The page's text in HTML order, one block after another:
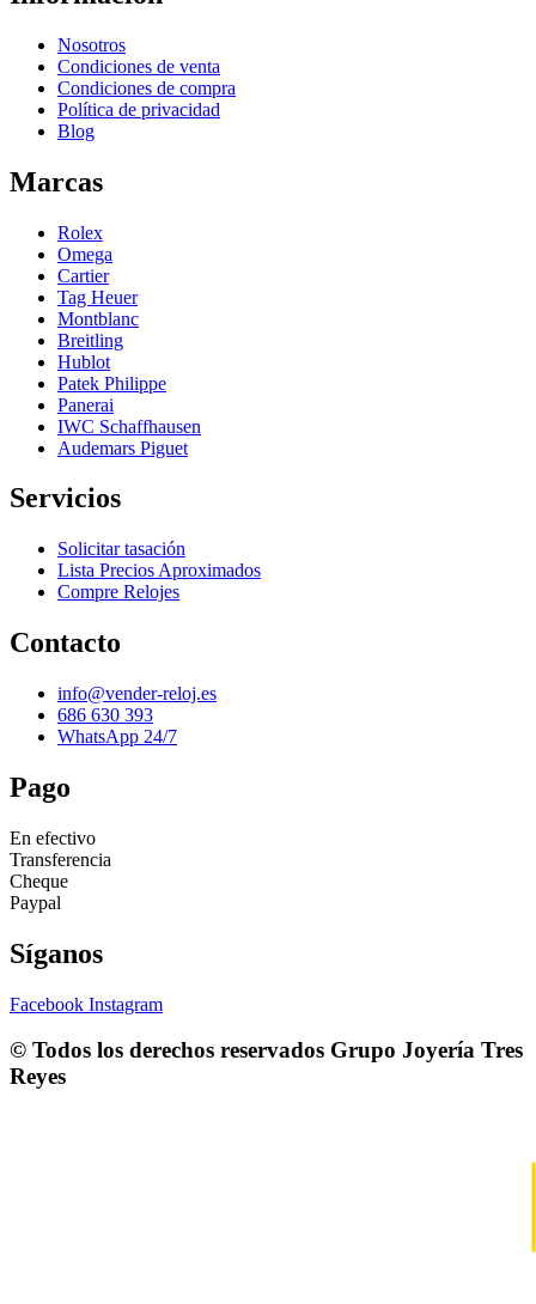
Nosotros
Condiciones de venta
Condiciones de compra
Política de privacidad
Blog
Marcas
Rolex
Omega
Cartier
Tag Heuer
Montblanc
Breitling
Hublot
Patek Philippe
Panerai
IWC Schaffhausen
Audemars Piguet
Servicios
Solicitar tasación
Lista Precios Aproximados
Compre Relojes
Contacto
info@vender-reloj.es
686 630 393
WhatsApp 24/7
Pago
En efectivo
Transferencia
Cheque
Paypal
Síganos
Facebook Instagram
© Todos los derechos reservados Grupo Joyería Tres
Reyes